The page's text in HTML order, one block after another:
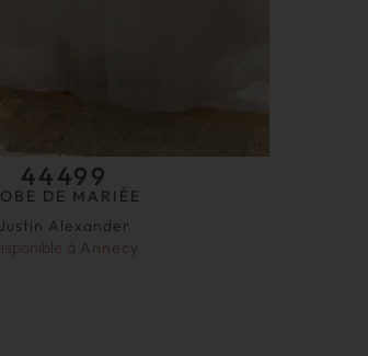
44499
DE MARIÉE
Justin Alexander
Disponible à Annecy